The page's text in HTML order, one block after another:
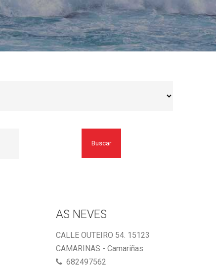
Buscar
AS NEVES
CALLE OUTEIRO 54. 15123
CAMARINAS - Camariñas
682497562